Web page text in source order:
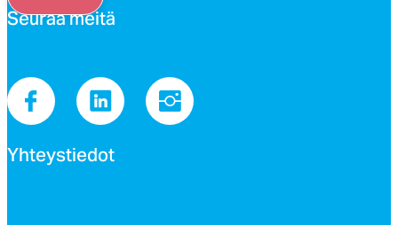
Seu­raa mei­tä
Yh­teys­tie­dot